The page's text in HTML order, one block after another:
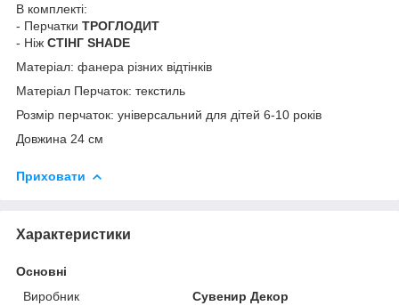
В комплекті:
- Перчатки ТРОГЛОДИТ
- Ніж СТІНГ SHADE
Матеріал: фанера різних відтінків
Матеріал Перчаток: текстиль
Розмір перчаток: універсальний для дітей 6-10 років
Довжина 24 см
Приховати
Характеристики
Основні
Виробник
Сувенир Декор